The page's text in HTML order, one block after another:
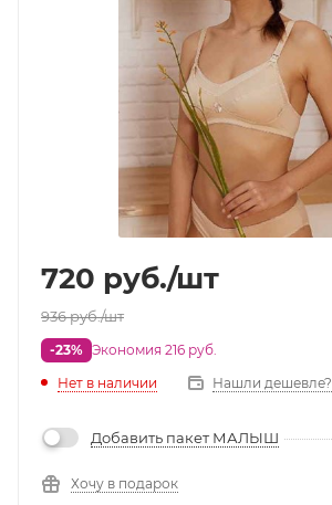
720 руб./шт
936руб./шт
-23% Экономия 216 руб.
Нет в наличии
Нашли дешевле?
Добавить пакет МАЛЫШ
Хочу в подарок